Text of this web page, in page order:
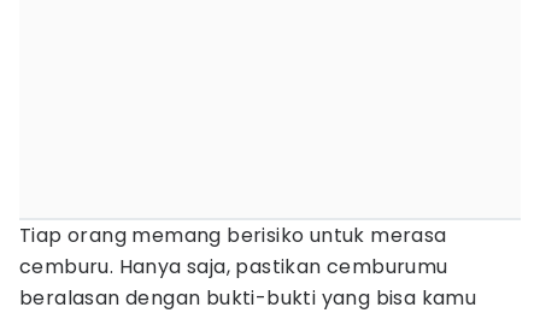
Tiap orang memang berisiko untuk merasa
cemburu. Hanya saja, pastikan cemburumu
beralasan dengan bukti-bukti yang bisa kamu